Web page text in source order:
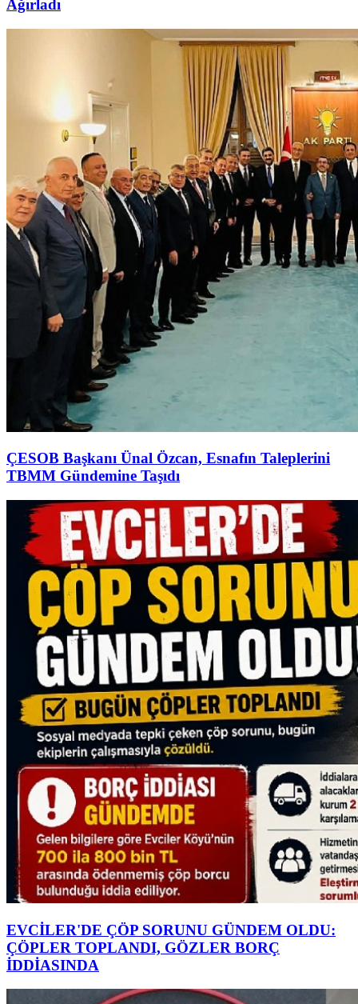
Ağırladı
ÇESOB Başkanı Ünal Özcan, Esnafın Taleplerini
TBMM Gündemine Taşıdı
EVCİLER'DE ÇÖP SORUNU GÜNDEM OLDU:
ÇÖPLER TOPLANDI, GÖZLER BORÇ
İDDİASINDA